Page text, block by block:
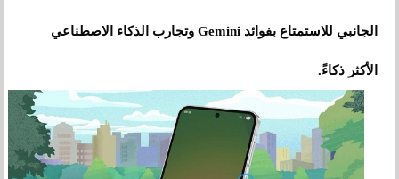
الجانبي للاستمتاع بفوائد Gemini وتجارب الذكاء الاصطناعي
الأكثر ذكاءً.